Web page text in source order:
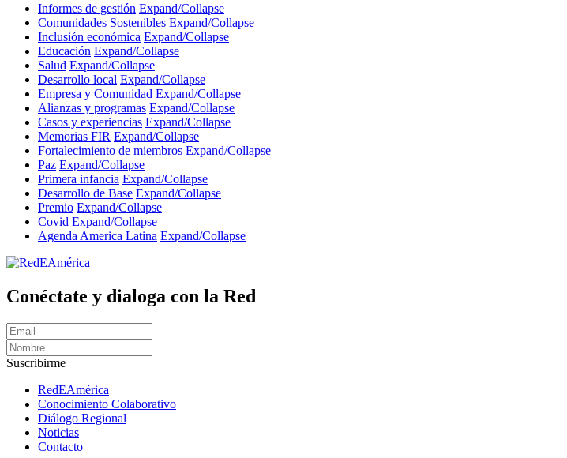
Informes de gestión Expand/Collapse
Comunidades Sostenibles Expand/Collapse
Inclusión económica Expand/Collapse
Educación Expand/Collapse
Salud Expand/Collapse
Desarrollo local Expand/Collapse
Empresa y Comunidad Expand/Collapse
Alianzas y programas Expand/Collapse
Casos y experiencias Expand/Collapse
Memorias FIR Expand/Collapse
Fortalecimiento de miembros Expand/Collapse
Paz Expand/Collapse
Primera infancia Expand/Collapse
Desarrollo de Base Expand/Collapse
Premio Expand/Collapse
Covid Expand/Collapse
Agenda America Latina Expand/Collapse
Conéctate y dialoga con la Red
Suscribirme
RedEAmérica
Conocimiento Colaborativo
Diálogo Regional
Noticias
Contacto